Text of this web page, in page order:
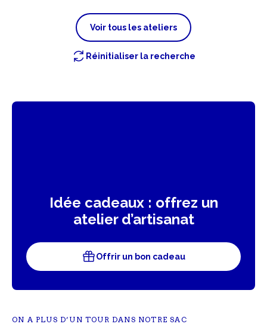
Voir tous les ateliers
Réinitialiser la recherche
Idée cadeaux : offrez un
atelier d’artisanat
Offrir un bon cadeau
ON A PLUS D’UN TOUR DANS NOTRE SAC